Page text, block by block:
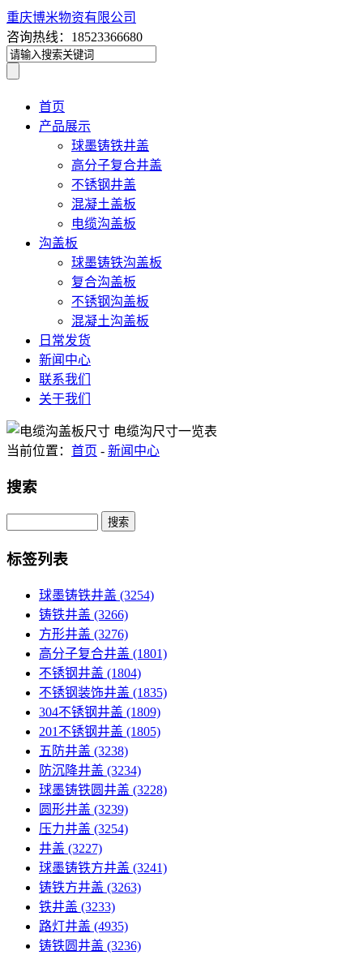
重庆博米物资有限公司
咨询热线：18523366680
首页
产品展示
球墨铸铁井盖
高分子复合井盖
不锈钢井盖
混凝土盖板
电缆沟盖板
沟盖板
球墨铸铁沟盖板
复合沟盖板
不锈钢沟盖板
混凝土沟盖板
日常发货
新闻中心
联系我们
关于我们
当前位置： 首页 - 新闻中心
搜索
Search
标签列表
球墨铸铁井盖 (3254)
铸铁井盖 (3266)
方形井盖 (3276)
高分子复合井盖 (1801)
不锈钢井盖 (1804)
不锈钢装饰井盖 (1835)
304不锈钢井盖 (1809)
201不锈钢井盖 (1805)
五防井盖 (3238)
防沉降井盖 (3234)
球墨铸铁圆井盖 (3228)
圆形井盖 (3239)
压力井盖 (3254)
井盖 (3227)
球墨铸铁方井盖 (3241)
铸铁方井盖 (3263)
铁井盖 (3233)
路灯井盖 (4935)
铸铁圆井盖 (3236)